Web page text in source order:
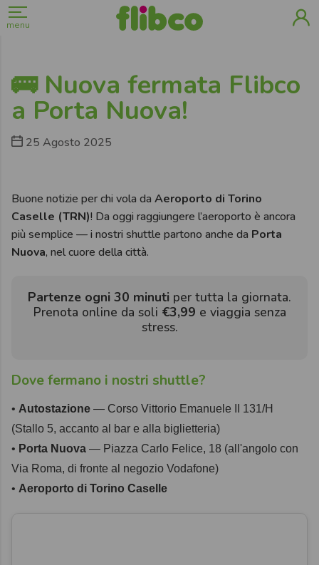
menu
🚌 Nuova fermata Flibco
a Porta Nuova!
25 Agosto 2025
Buone notizie per chi vola da Aeroporto di Torino
Caselle (TRN)! Da oggi raggiungere l’aeroporto è ancora
più semplice — i nostri shuttle partono anche da Porta
Nuova, nel cuore della città.
Partenze ogni 30 minuti per tutta la giornata.
Prenota online da soli €3,99 e viaggia senza
stress.
Dove fermano i nostri shuttle?
• Autostazione — Corso Vittorio Emanuele II 131/H
(Stallo 5, accanto al bar e alla biglietteria)
• Porta Nuova — Piazza Carlo Felice, 18 (all'angolo con
Via Roma, di fronte al negozio Vodafone)
• Aeroporto di Torino Caselle